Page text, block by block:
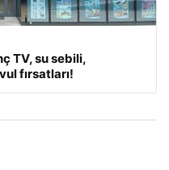
TV, su sebili,
fırsatları!